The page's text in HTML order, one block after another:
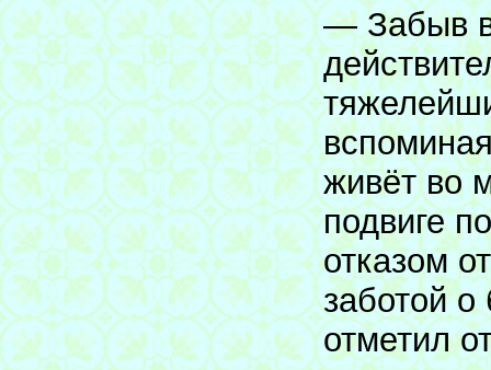
— Забыв
живёт во
подвиге
отказом
заботой
отметил